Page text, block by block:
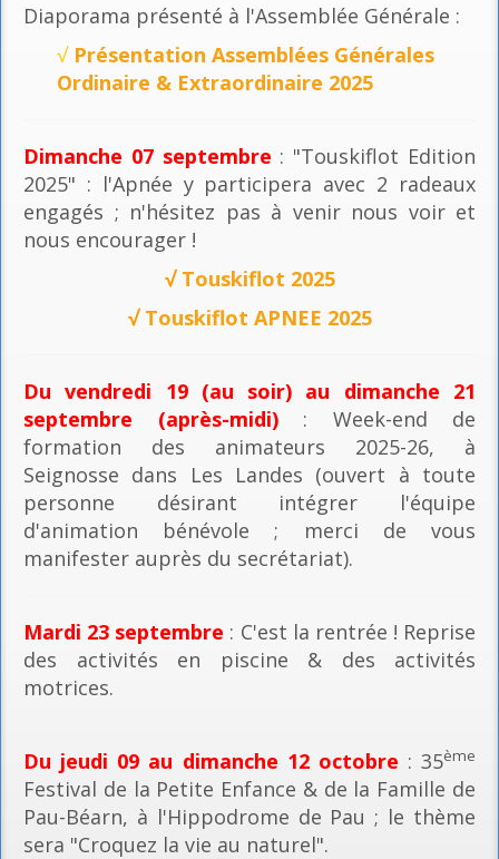
Diaporama présenté à l'Assemblée Générale :
√ Présentation Assemblées Générales
Ordinaire & Extraordinaire 2025
Dimanche 07 septembre : "Touskiflot Edition
2025" : l'Apnée y participera avec 2 radeaux
engagés ; n'hésitez pas à venir nous voir et
nous encourager !
√ Touskiflot 2025
√ Touskiflot APNEE 2025
Du vendredi 19 (au soir) au dimanche 21
septembre (après-midi): Week-end de
formation des animateurs 2025-26, à
Seignosse dans Les Landes (ouvert à toute
personne désirant intégrer l'équipe
d'animation bénévole ; merci de vous
manifester auprès du secrétariat).
Mardi 23 septembre : C'est la rentrée ! Reprise
des activités en piscine & des activités
motrices.
Du jeudi 09 au dimanche 12 octobre : 35ème
Festival de la Petite Enfance & de la Famille de
Pau-Béarn, à l'Hippodrome de Pau ; le thème
sera "Croquez la vie au naturel".